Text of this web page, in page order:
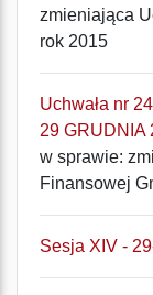
zmieniająca
rok 2015
Uchwała nr
29 GRUDNIA
w sprawie:
Finansowej
Sesja XIV -